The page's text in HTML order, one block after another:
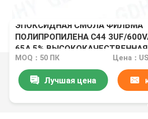
ЭПОКСИДНАЯ СМОЛА ФИЛЬМА
ПОЛИПРОПИЛЕНА C44 3UF/
65A 5%
MOQ：50 ПК Цена：
Лучшая цена